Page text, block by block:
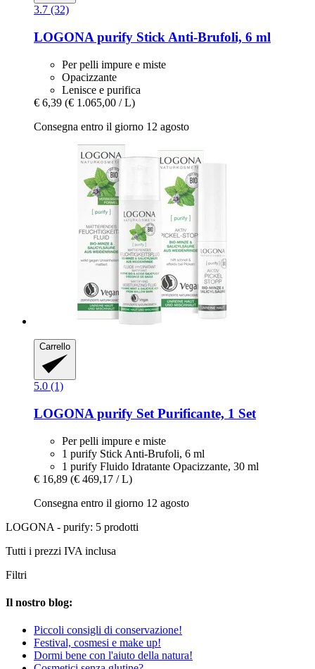
3.7 (32)
LOGONA purify Stick Anti-​Brufoli, 6 ml
Per pelli impure e miste
Opacizzante
Lenisce e purifica
€ 6,39 (€ 1.065,00 / L)
Consegna entro il giorno 12 agosto
Carrello
5.0 (1)
LOGONA purify Set Purificante, 1 Set
Per pelli impure e miste
1 purify Stick Anti-Brufoli, 6 ml
1 purify Fluido Idratante Opacizzante, 30 ml
€ 16,89 (€ 469,17 / L)
Consegna entro il giorno 12 agosto
LOGONA - purify: 5 prodotti
Tutti i prezzi IVA inclusa
Filtri
Il nostro blog:
Piccoli consigli di conservazione!
Festival, cosmesi e make up!
Dormi bene con l'aiuto della natura!